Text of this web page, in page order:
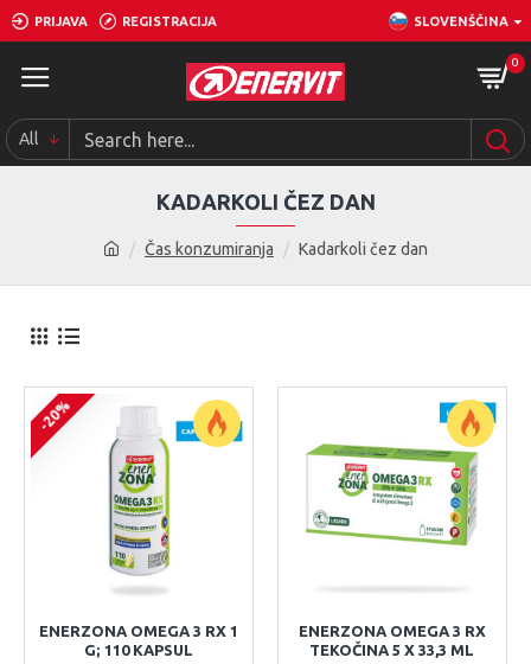
PRIJAVA REGISTRACIJA SLOVENŠČINA
0
All
Čas konzumiranja Kadarkoli čez dan
KADARKOLI ČEZ DAN
-20%
ENERZONA OMEGA 3 RX 1
G; 110 KAPSUL
ENERZONA OMEGA 3 RX
TEKOČINA 5 X 33,3 ML